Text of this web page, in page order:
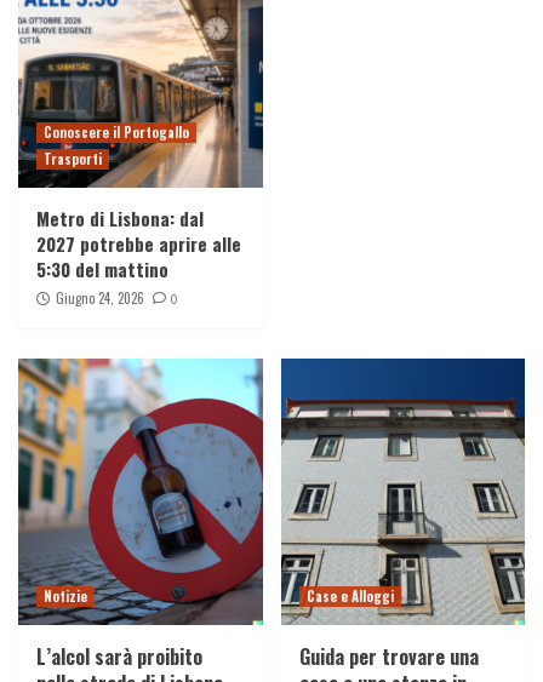
Conoscere il Portogallo
Trasporti
Metro di Lisbona: dal
2027 potrebbe aprire alle
5:30 del mattino
Giugno 24, 2026 0
Notizie
L’alcol sarà proibito
Case e Alloggi
Guida per trovare una